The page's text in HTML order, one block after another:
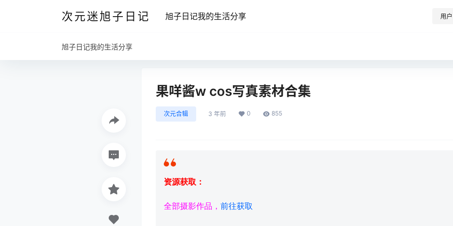
次元迷旭子日记 旭子日记我的生活分享 用户
旭子日记我的生活分享
果咩酱w cos写真素材合集
次元合辑 3 年前 0 855
资源获取：
全部摄影作品， 前往获取